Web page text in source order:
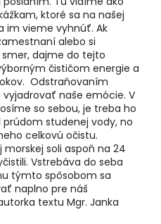
ktoré sa na našej
im vieme vyhnúť. Ak
alebo si
dajme do tejto
čističom energie a
Odstraňovaním
naše emócie. V
so sebou, je treba ho
studenej vody, no
celkovú očistu.
soli aspoň na 24
Vstrebáva do seba
týmto spôsobom sa
naplno pre náš
textu Mgr. Janka